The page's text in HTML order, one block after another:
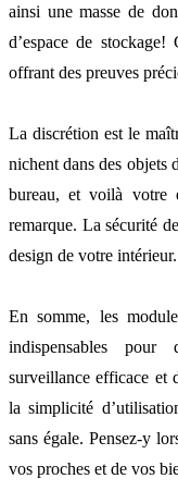
ainsi une masse de
d’espace de stockage!
offrant des preuves
La discrétion est le
nichent dans des objets
bureau, et voilà votre
remarque. La sécurité
design de votre intérieur.
En somme, les
indispensables
surveillance efficace et
la simplicité
sans égale. Pensez-y
vos proches et de vos